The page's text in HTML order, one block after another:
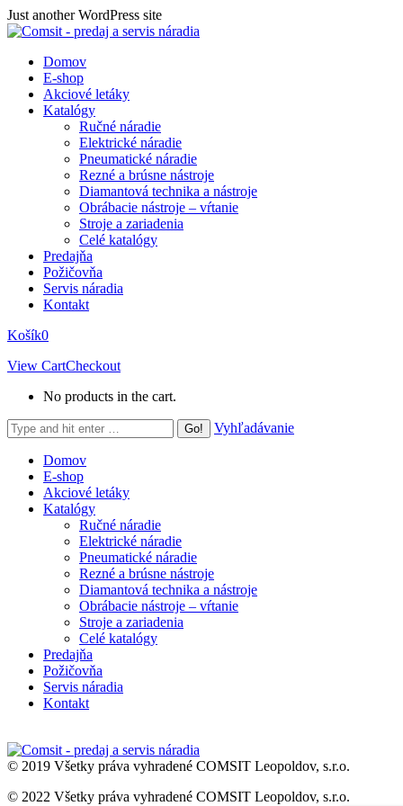
Skip
to
Just another WordPress site
Domov
E-shop
Akciové letáky
Katalógy
Ručné náradie
Elektrické náradie
Pneumatické náradie
Rezné a brúsne nástroje
Diamantová technika a nástroje
Obrábacie nástroje – vŕtanie
Stroje a zariadenia
Celé katalógy
Predajňa
Požičovňa
Servis náradia
Kontakt
Košík0
View CartCheckout
No products in the cart.
Search:
Vyhľadávanie
Domov
E-shop
Akciové letáky
Katalógy
Ručné náradie
Elektrické náradie
Pneumatické náradie
Rezné a brúsne nástroje
Diamantová technika a nástroje
Obrábacie nástroje – vŕtanie
Stroje a zariadenia
Celé katalógy
Predajňa
Požičovňa
Servis náradia
Kontakt
© 2019 Všetky práva vyhradené COMSIT Leopoldov, s.r.o.
© 2022 Všetky práva vyhradené COMSIT Leopoldov, s.r.o.